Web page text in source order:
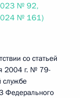
№ 92,
№ 161)
со статьей
2004 г. № 79-
службе
Федерального